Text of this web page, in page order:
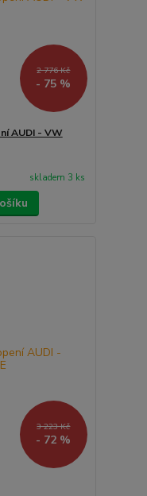
2 776 Kč
- 75 %
AUDI - VW
skladem 3 ks
3 223 Kč
- 72 %